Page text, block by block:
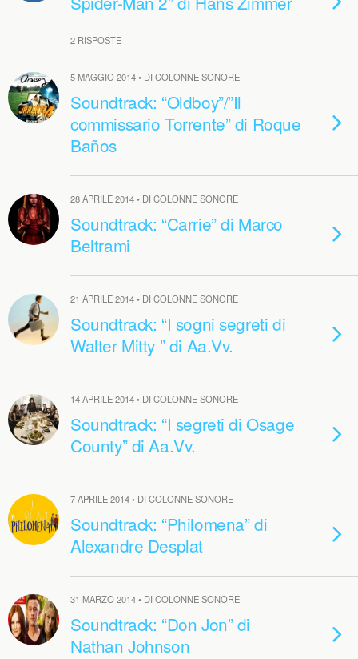
2 RISPOSTE
5 MAGGIO 2014 • DI COLONNE SONORE
Soundtrack: “Oldboy”/”Il
commissario Torrente” di Roque
Baños
28 APRILE 2014 • DI COLONNE SONORE
Soundtrack: “Carrie” di Marco
Beltrami
21 APRILE 2014 • DI COLONNE SONORE
Soundtrack: “I sogni segreti di
Walter Mitty ” di Aa.Vv.
14 APRILE 2014 • DI COLONNE SONORE
Soundtrack: “I segreti di Osage
County” di Aa.Vv.
7 APRILE 2014 • DI COLONNE SONORE
Soundtrack: “Philomena” di
Alexandre Desplat
31 MARZO 2014 • DI COLONNE SONORE
Soundtrack: “Don Jon” di
Nathan Johnson